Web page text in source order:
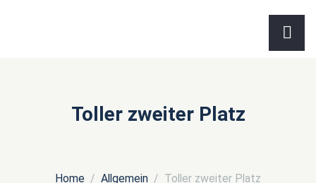
Toller zweiter Platz
Home Allgemein Toller zweiter Platz